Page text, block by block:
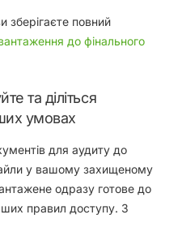
зберігаєте повний
до фінального
та діліться
умовах
для аудиту до
у вашому захищеному
одразу готове до
правил доступу. З